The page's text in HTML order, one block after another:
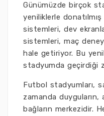
Günümüzde birçok
yeniliklerle
sistemleri, dev
sistemleri, maç
hale getiriyor. Bu
stadyumda geçirdiği
Futbol stadyumları,
zamanda duyguların,
bağların merkezidir.